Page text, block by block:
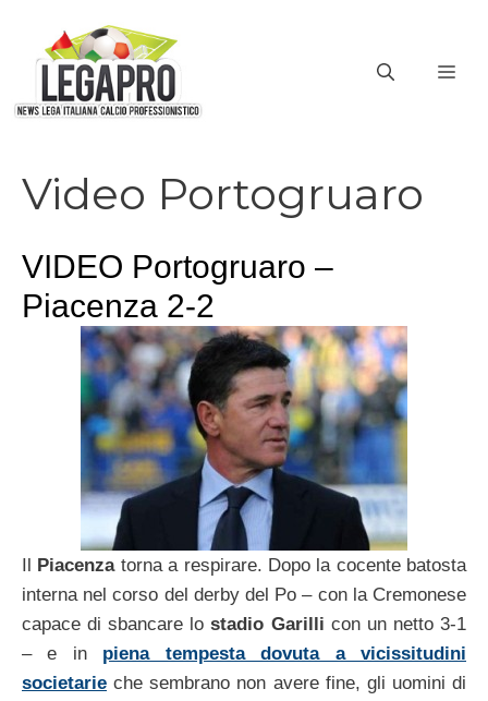
contenuto
Video Portogruaro
VIDEO Portogruaro –
Piacenza 2-2
Piacenzatorna a respirare. Dopo la cocente batosta
interna nel corso del derby del Po – con la Cremonese
capace di sbancare lostadio Garilli con un netto 3-1
– e in piena tempesta dovuta a vicissitudini
societarie che sembrano non avere fine, gli uomini di